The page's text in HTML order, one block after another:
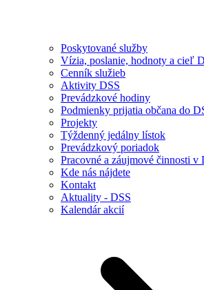
Poskytované služby
Vízia, poslanie, hodnoty a cieľ
Cenník služieb
Aktivity DSS
Prevádzkové hodiny
Podmienky prijatia občana do
Projekty
Týždenný jedálny lístok
Prevádzkový poriadok
Pracovné a záujmové činnosti v
Kde nás nájdete
Kontakt
Aktuality - DSS
Kalendár akcií